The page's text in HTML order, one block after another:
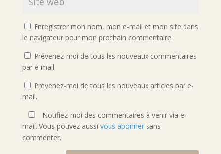
Enregistrer mon nom, mon e-mail et mon site dans
le navigateur pour mon prochain commentaire.
Prévenez-moi de tous les nouveaux commentaires
par e-mail.
Prévenez-moi de tous les nouveaux articles par e-
mail.
Notifiez-moi des commentaires à venir via e-
mail. Vous pouvez aussi vous abonnersans
commenter.